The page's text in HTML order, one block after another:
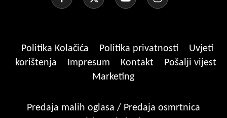
Politika Kolačića Politika privatnosti
Uvjeti
korištenja
Impresum Kontakt
Pošalji vijest
Marketing
Predaja malih oglasa / Predaja osmrtnica